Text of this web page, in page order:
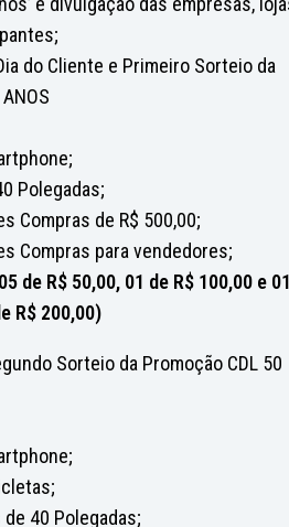
do Cliente e Primeiro Sorteio da
Polegadas;
Compras de R$ 500,00;
Compras para vendedores;
de R$ 50,00, 01 de R$ 100,00 e
R$ 200,00)
Sorteio da Promoção CDL 50
de 40 Polegadas;